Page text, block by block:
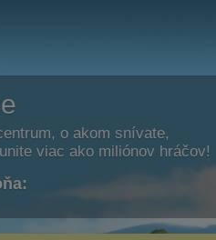
o akom snívate,
viac ako miliónov hráčov!